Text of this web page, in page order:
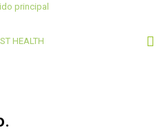
principal